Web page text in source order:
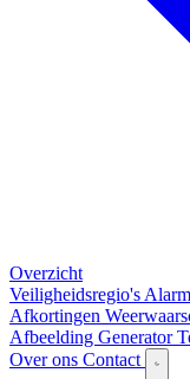
Overzicht
Veiligheidsregio's
Afkortingen
Afbeelding Generator
Over ons Contact